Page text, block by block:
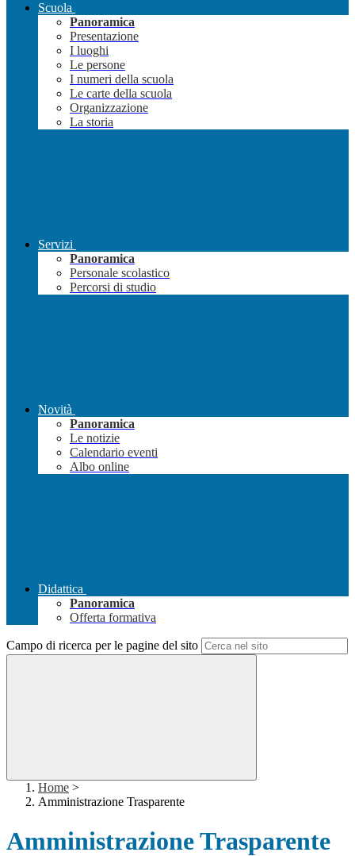
Scuola
Panoramica
Presentazione
I luoghi
Le persone
I numeri della scuola
Le carte della scuola
Organizzazione
La storia
Servizi
Panoramica
Personale scolastico
Percorsi di studio
Novità
Panoramica
Le notizie
Calendario eventi
Albo online
Didattica
Panoramica
Offerta formativa
Campo di ricerca per le pagine del sito
Home >
Amministrazione Trasparente
Amministrazione Trasparente